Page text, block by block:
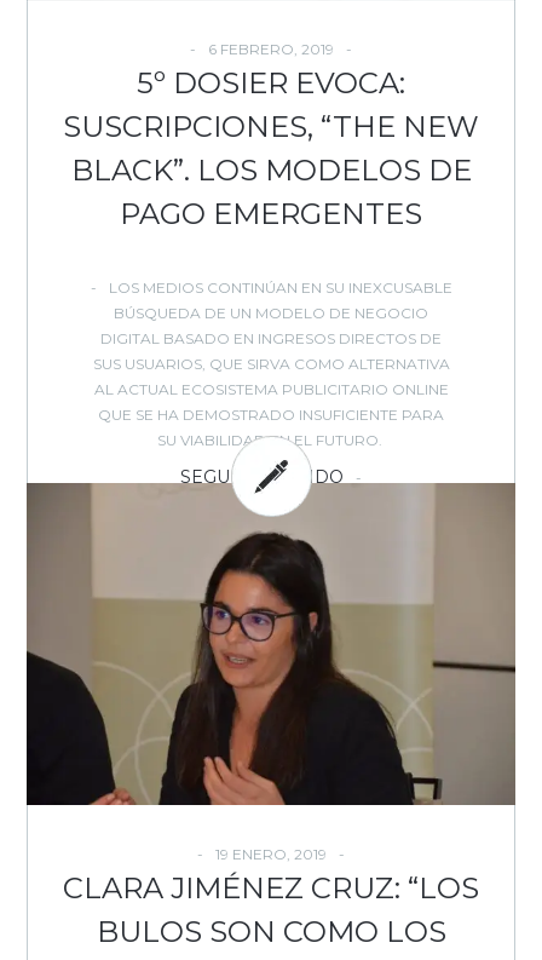
6 FEBRERO, 2019
5º DOSIER EVOCA:
SUSCRIPCIONES, “THE NEW
BLACK”. LOS MODELOS DE
PAGO EMERGENTES
LOS MEDIOS CONTINÚAN EN SU INEXCUSABLE
BÚSQUEDA DE UN MODELO DE NEGOCIO
DIGITAL BASADO EN INGRESOS DIRECTOS DE
SUS USUARIOS, QUE SIRVA COMO ALTERNATIVA
AL ACTUAL ECOSISTEMA PUBLICITARIO ONLINE
QUE SE HA DEMOSTRADO INSUFICIENTE PARA
SU VIABILIDAD EN EL FUTURO.
SEGUIR LEYENDO
BY: EVOCA - IN:
ESTRATEGIA ESTUDIOS,INTERNET
MODELOS NEGOCIO PERIODISMO
SUSCRIPCIONES,TENDENCIAS,TRANSFORMACIÓN DIGITAL
COMMENT
19 ENERO, 2019
CLARA JIMÉNEZ CRUZ: “LOS
BULOS SON COMO LOS